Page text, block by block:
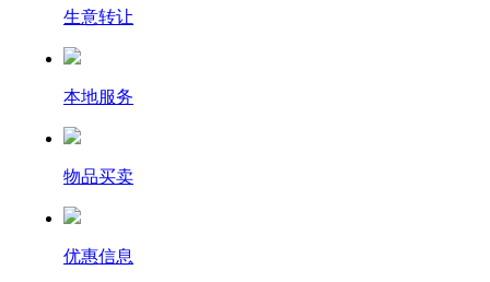
生意转让
本地服务
物品买卖
优惠信息